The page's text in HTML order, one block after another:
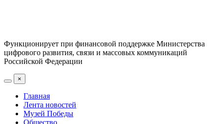
Функционирует при финансовой поддержке Министерства
цифрового развития, связи и массовых коммуникаций
Российской Федерации
×
Главная
Лента новостей
Музей Победы
Общество